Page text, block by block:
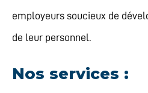
employeurs soucieux de
de leur personnel.
Nos services :